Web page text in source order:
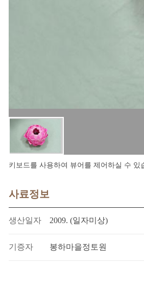
키보드를 사용하여 뷰어를 제어하실 수
사료정보
생산일자 2009. (일자미상)
기증자 봉하마을정토원